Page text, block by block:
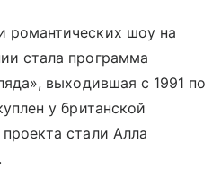
романтических шоу на
стала программа
выходившая с 1991 по
у британской
стали Алла